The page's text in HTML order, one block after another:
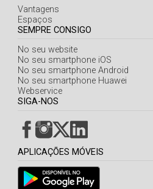
Vantagens
Espaços
SEMPRE CONSIGO
No seu website
No seu smartphone iOS
No seu smartphone Android
No seu smartphone Huawei
Webservice
SIGA-NOS
APLICAÇÕES MÓVEIS